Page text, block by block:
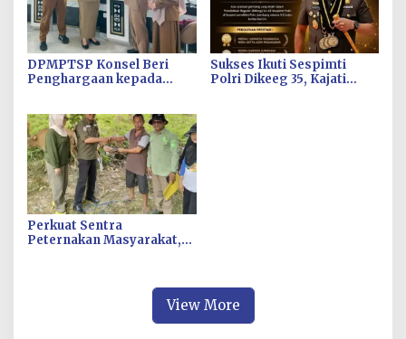
DPMPTSP Konsel Beri
Penghargaan kepada
Terbaik
Sukses Ikuti Sespimti
Polri Dikeeg 35, Kajati
Perkuat Sentra
Peternakan Masyarakat,
View More